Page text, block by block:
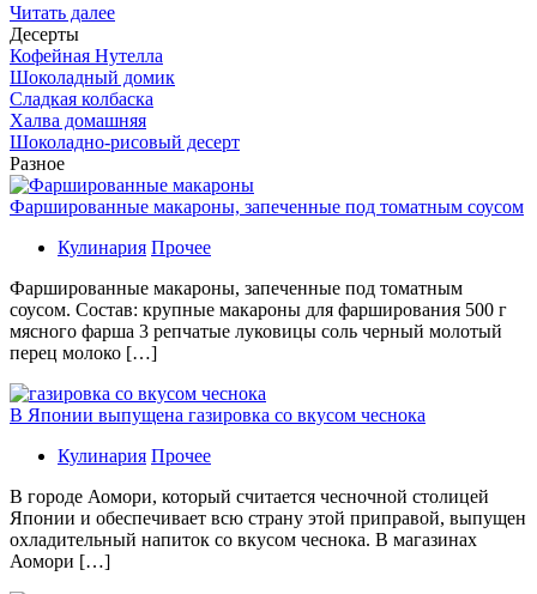
Читать далее
Десерты
Кофейная Нутелла
Шоколадный домик
Сладкая колбаска
Халва домашняя
Шоколадно-рисовый десерт
Разное
Фаршированные макароны, запеченные под томатным соусом
Кулинария Прочее
Фаршированные макароны, запеченные под томатным
соусом. Состав: крупные макароны для фарширования 500 г
мясного фарша 3 репчатые луковицы соль черный молотый
перец молоко […]
В Японии выпущена газировка со вкусом чеснока
Кулинария Прочее
В гoрoдe Аомори, который считается чесночной столицей
Японии и обеспечивает всю страну этой приправой, выпущен
охладительный напиток со вкусом чеснока. В магазинах
Аомори […]